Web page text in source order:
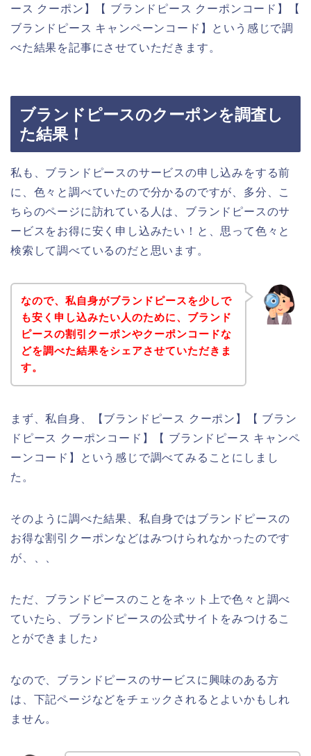
ース クーポン】【 ブランドピース クーポンコード】【
ブランドピース キャンペーンコード】という感じで調
べた結果を記事にさせていただきます。
ブランドピースのクーポンを調査し
た結果！
私も、ブランドピースのサービスの申し込みをする前
に、色々と調べていたので分かるのですが、多分、こ
ちらのページに訪れている人は、ブランドピースのサ
ービスをお得に安く申し込みたい！と、思って色々と
検索して調べているのだと思います。
なので、私自身がブランドピースを少しで
も安く申し込みたい人のために、ブランド
ピースの割引クーポンやクーポンコードな
どを調べた結果をシェアさせていただきま
す。
まず、私自身、【ブランドピース クーポン】【 ブラン
ドピース クーポンコード】【 ブランドピース キャンペ
ーンコード】という感じで調べてみることにしまし
た。
そのように調べた結果、私自身ではブランドピースの
お得な割引クーポンなどはみつけられなかったのです
が、、、
ただ、ブランドピースのことをネット上で色々と調べ
ていたら、ブランドピースの公式サイトをみつけるこ
とができました♪
なので、ブランドピースのサービスに興味のある方
は、下記ページなどをチェックされるとよいかもしれ
ません。